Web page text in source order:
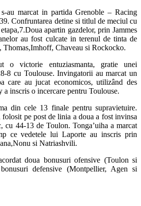
au marcat in partida Grenoble – Racing
Confruntarea detine si titlul de meciul cu
apartin gazdelor, prin Jammes
au fost culcate in terenul de tinta de
Thomas,Imhoff, Chaveau si Rockocko.
o victorie entuziasmanta, gratie unei
8 cu Toulouse. Invingatorii au marcat un
care au jucat economicos, utilizând des
a inscris o incercare pentru Toulouse.
din cele 13 finale pentru supravietuire.
pe post de linia a doua a fost invinsa
cu 44-13 de Toulon. Tonga’uiha a marcat
ce vedetele lui Laporte au inscris prin
si Natriashvili.
doua bonusuri ofensive (Toulon si
defensive (Montpellier, Agen si